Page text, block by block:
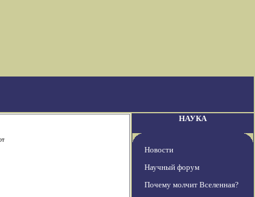
НАУКА
Новости
Научный форум
Почему молчит Вселенная?